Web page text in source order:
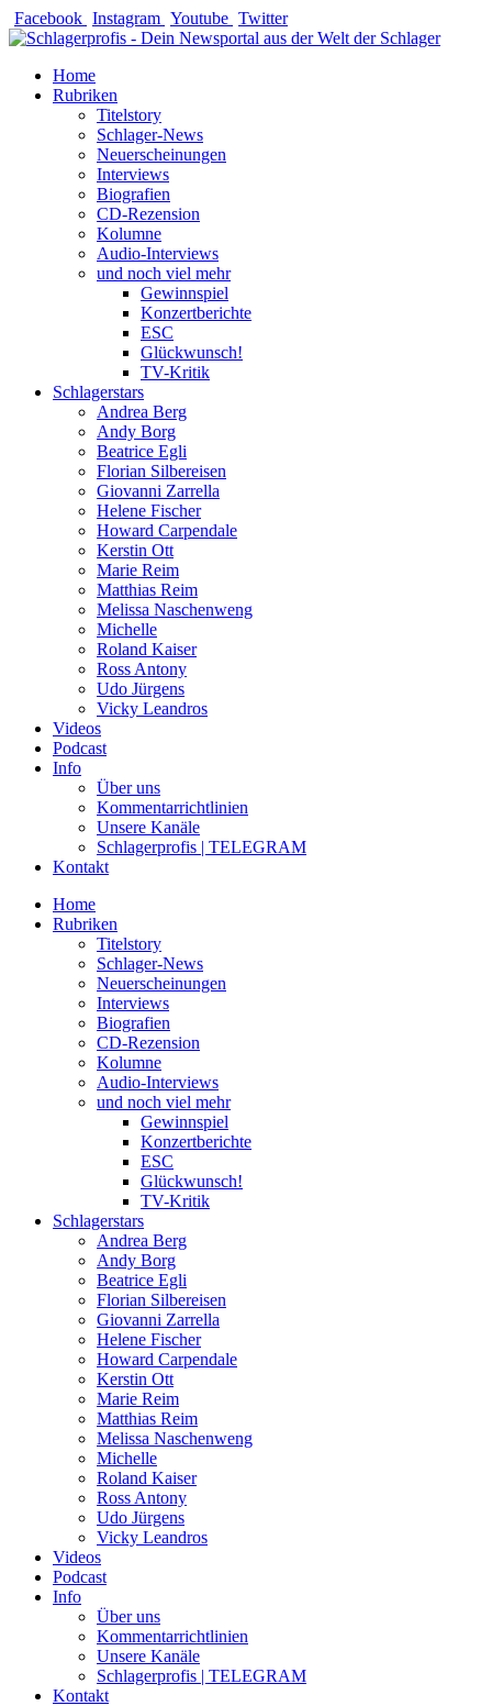
Zum
Inhalt
Facebook Instagram Youtube Twitter
Home
Rubriken
Titelstory
Schlager-News
Neuerscheinungen
Interviews
Biografien
CD-Rezension
Kolumne
Audio-Interviews
und noch viel mehr
Gewinnspiel
Konzertberichte
ESC
Glückwunsch!
TV-Kritik
Schlagerstars
Andrea Berg
Andy Borg
Beatrice Egli
Florian Silbereisen
Giovanni Zarrella
Helene Fischer
Howard Carpendale
Kerstin Ott
Marie Reim
Matthias Reim
Melissa Naschenweng
Michelle
Roland Kaiser
Ross Antony
Udo Jürgens
Vicky Leandros
Videos
Podcast
Info
Über uns
Kommentarrichtlinien
Unsere Kanäle
Schlagerprofis | TELEGRAM
Kontakt
Home
Rubriken
Titelstory
Schlager-News
Neuerscheinungen
Interviews
Biografien
CD-Rezension
Kolumne
Audio-Interviews
und noch viel mehr
Gewinnspiel
Konzertberichte
ESC
Glückwunsch!
TV-Kritik
Schlagerstars
Andrea Berg
Andy Borg
Beatrice Egli
Florian Silbereisen
Giovanni Zarrella
Helene Fischer
Howard Carpendale
Kerstin Ott
Marie Reim
Matthias Reim
Melissa Naschenweng
Michelle
Roland Kaiser
Ross Antony
Udo Jürgens
Vicky Leandros
Videos
Podcast
Info
Über uns
Kommentarrichtlinien
Unsere Kanäle
Schlagerprofis | TELEGRAM
Kontakt